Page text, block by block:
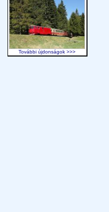
További újdonságok >>>